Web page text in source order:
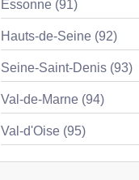
Essonne (91)
Hauts-de-Seine (92)
Seine-Saint-Denis (93)
Val-de-Marne (94)
Val-d'Oise (95)